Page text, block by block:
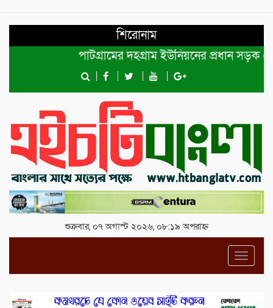
শিরোনাম
পাটগ্রামের দহগ্রাম ইউনিয়নের প্রধান সড়ক ভেঙ্গে
শুক্রবার, ০৭ অগাস্ট ২০২৬, ০৮:১৯ অপরাহ্ন